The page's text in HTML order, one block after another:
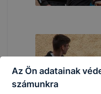
Az Ön adatainak
számunkra